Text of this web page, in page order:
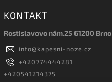
KONTAKT
Rostislavovo nám.25 61200 Brno
info@kapesni-noze.cz
+420774444281
+420541214375